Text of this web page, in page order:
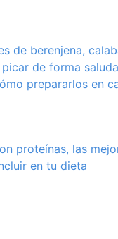
de berenjena,
de forma
prepararlos en
proteínas, las
en tu dieta